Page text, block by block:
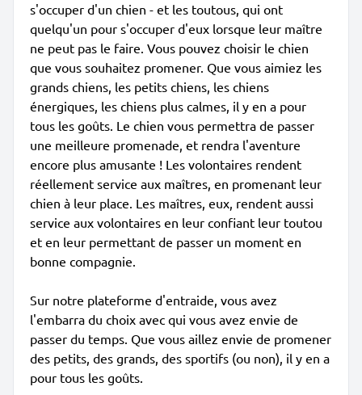
s'occuper d'un chien - et les toutous, qui ont
quelqu'un pour s'occuper d'eux lorsque leur maître
ne peut pas le faire. Vous pouvez choisir le chien
que vous souhaitez promener. Que vous aimiez les
grands chiens, les petits chiens, les chiens
énergiques, les chiens plus calmes, il y en a pour
tous les goûts. Le chien vous permettra de passer
une meilleure promenade, et rendra l'aventure
encore plus amusante ! Les volontaires rendent
réellement service aux maîtres, en promenant leur
chien à leur place. Les maîtres, eux, rendent aussi
service aux volontaires en leur confiant leur toutou
et en leur permettant de passer un moment en
bonne compagnie.
Sur notre plateforme d'entraide, vous avez
l'embarra du choix avec qui vous avez envie de
passer du temps. Que vous aillez envie de promener
des petits, des grands, des sportifs (ou non), il y en a
pour tous les goûts.